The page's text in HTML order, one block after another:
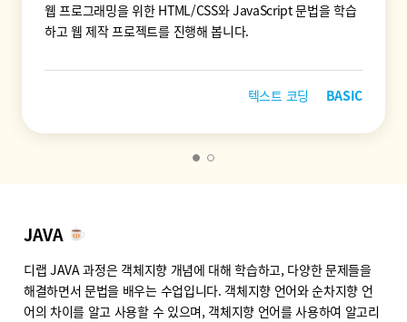
웹 프로그래밍을 위한 HTML/CSS와 JavaScript 문법을 학습
하고 웹 제작 프로젝트를 진행해 봅니다.
텍스트 코딩 BASIC
JAVA
디랩 JAVA 과정은 객체지향 개념에 대해 학습하고, 다양한 문제들을
해결하면서 문법을 배우는 수업입니다. 객체지향 언어와 순차지향 언
어의 차이를 알고 사용할 수 있으며, 객체지향 언어를 사용하여 알고리